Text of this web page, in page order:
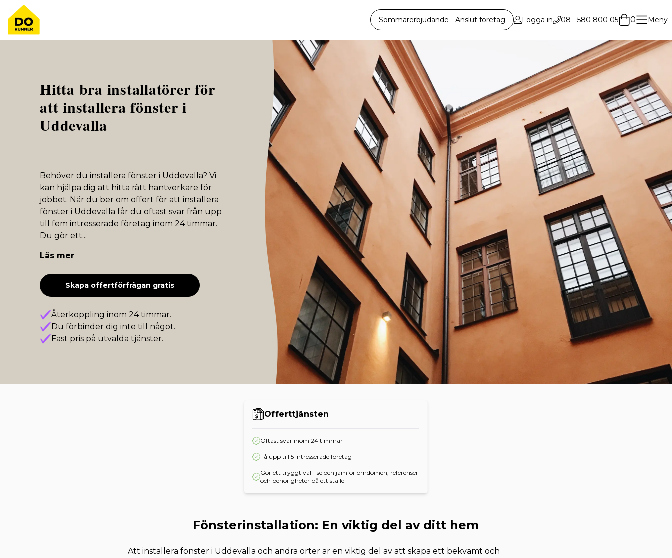
Sommarerbjudande - Anslut företag Logga in 08 - 580 800 05 0 Meny
Hitta bra installatörer för
att installera fönster i
Uddevalla
Behöver du installera fönster i Uddevalla? Vi
kan hjälpa dig att hitta rätt hantverkare för
jobbet. När du ber om offert för att installera
fönster i Uddevalla får du oftast svar från upp
till fem intresserade företag inom 24 timmar.
Du gör ett...
Läs mer
Skapa offertförfrågan gratis
Återkoppling inom 24 timmar.
Du förbinder dig inte till något.
Fast pris på utvalda tjänster.
Offerttjänsten
Oftast svar inom 24 timmar
Få upp till 5 intresserade företag
Gör ett tryggt val - se och jämför omdömen, referenser
och behörigheter på ett ställe
Fönsterinstallation: En viktig del av ditt hem
Att installera fönster i Uddevalla och andra orter är en viktig del av att skapa ett bekvämt och